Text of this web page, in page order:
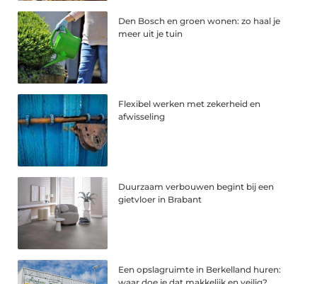
Den Bosch en groen wonen: zo haal je
meer uit je tuin
Flexibel werken met zekerheid en
afwisseling
Duurzaam verbouwen begint bij een
gietvloer in Brabant
Een opslagruimte in Berkelland huren: